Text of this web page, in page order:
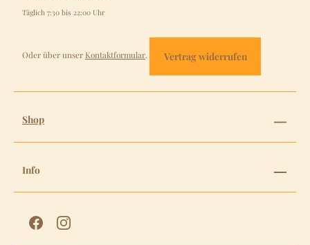
Täglich 7:30 bis 22:00 Uhr
Oder über unser Kontaktformular. Vertrag widerrufen
Shop
Info